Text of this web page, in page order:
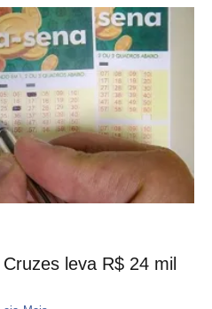
leva R$ 24 mil